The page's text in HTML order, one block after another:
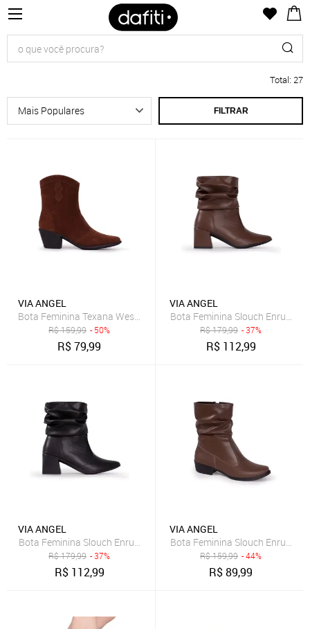
Total: 27
FILTRAR
VIA ANGEL
Bota Feminina Texana Western Country Cano Curto Bico Fino
R$159,99 - 50%
R$79,99
VIA ANGEL
Bota Feminina Slouch
R$179,99 - 37%
R$ 112,99
VIA ANGEL
Bota Feminina Slouch Enrugada Salto Alto Grosso Bico Fino Cano
R$179,99 - 37%
R$ 112,99
VIA ANGEL
R$159,99 - 44%
R$89,99